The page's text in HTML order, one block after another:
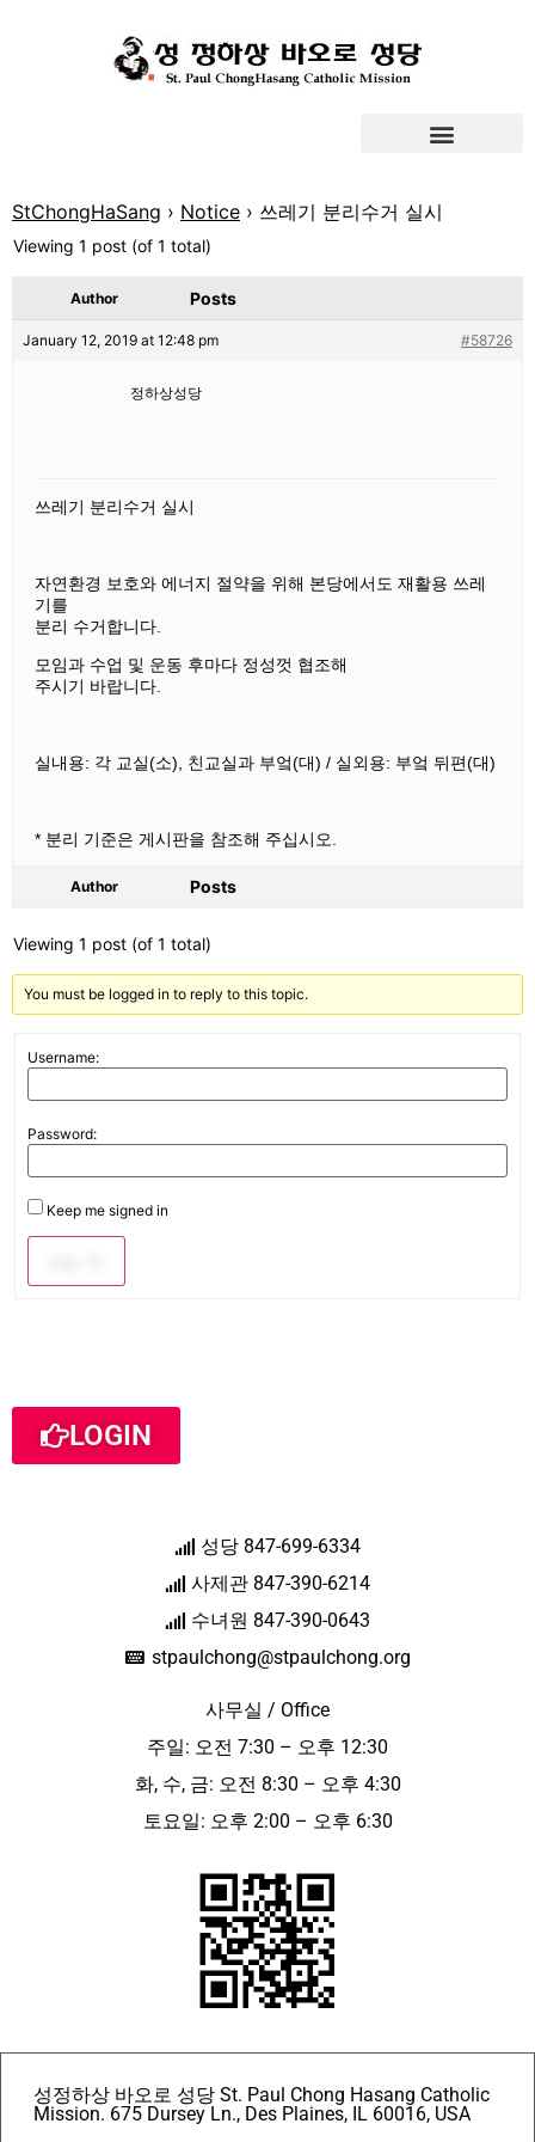
StChongHaSang › Notice › 쓰레기 분리수거 실시
Viewing 1 post (of 1 total)
Author Posts
January 12, 2019 at 12:48 pm #58726
정하상성당
쓰레기 분리수거 실시
자연환경 보호와 에너지 절약을 위해 본당에서도 재활용 쓰레
기를
분리 수거합니다.
모임과 수업 및 운동 후마다 정성껏 협조해
주시기 바랍니다.
실내용: 각 교실(소), 친교실과 부엌(대) / 실외용: 부엌 뒤편(대)
* 분리 기준은 게시판을 참조해 주십시오.
Author Posts
Viewing 1 post (of 1 total)
You must be logged in to reply to this topic.
Username:
Password:
Keep me signed in
LOGIN
성당 847-699-6334
사제관 847-390-6214
수녀원 847-390-0643
stpaulchong@stpaulchong.org
사무실 / Office
주일: 오전 7:30 – 오후 12:30
화, 수, 금: 오전 8:30 – 오후 4:30
토요일: 오후 2:00 – 오후 6:30
성정하상 바오로 성당 St. Paul Chong Hasang Catholic
Mission. 675 Dursey Ln., Des Plaines, IL 60016, USA